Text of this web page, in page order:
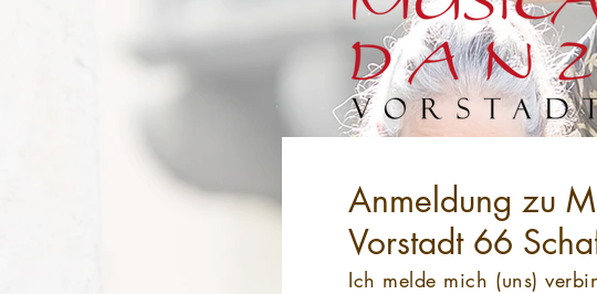
Anmeldung zu
Vorstadt 66
Ich melde mich (uns)